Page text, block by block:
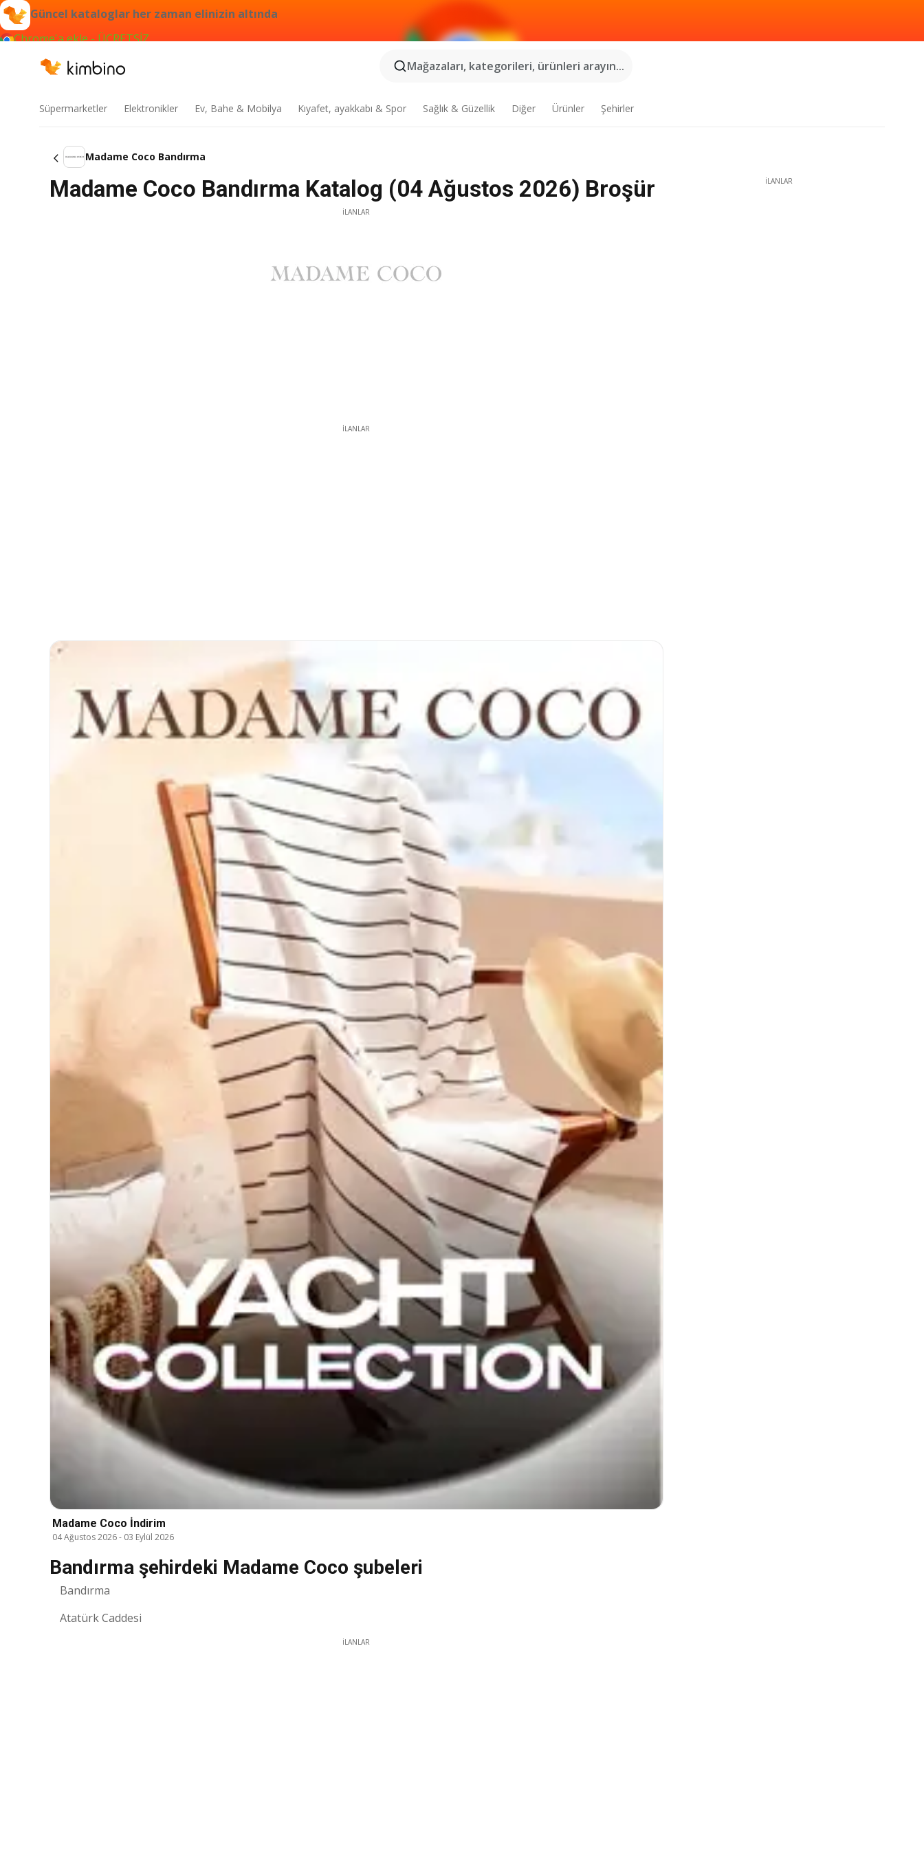
Güncel kataloglar her zaman elinizin altında
Chrome'a ekle - ÜCRETSİZ
Mağazaları, kategorileri, ürünleri arayın...
Süpermarketler Elektronikler Ev, Bahe & Mobilya Kıyafet, ayakkabı & Spor Sağlık & Güzellik Diğer Ürünler Şehirler
Madame Coco Bandırma
Madame Coco Bandırma Katalog (04 Ağustos 2026) Broşür
İLANLAR
İLANLAR
Madame Coco İndirim
04 Ağustos 2026- 03 Eylül 2026
Bandırma şehirdeki Madame Coco şubeleri
Bandırma
Atatürk Caddesi
İLANLAR
İLANLAR